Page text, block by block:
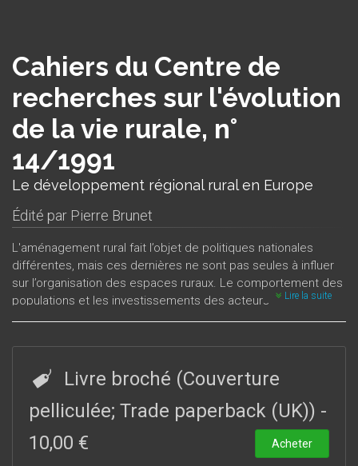
Cahiers du Centre de
recherches sur l'évolution
de la vie rurale, n°
14/1991
Le développement régional rural en Europe
Édité par Pierre Brunet
L'aménagement rural fait l’objet de politiques nationales
différentes, mais ces dernières ne sont pas seules à influer
sur l’organisation des espaces ruraux. Le comportement des
populations et les investissements des acteurs
économiques dessinent des paysages ruraux très différents
Lire la suite
Livre broché (Couverture
pelliculée; Trade paperback (UK)) -
10,00 €
Acheter